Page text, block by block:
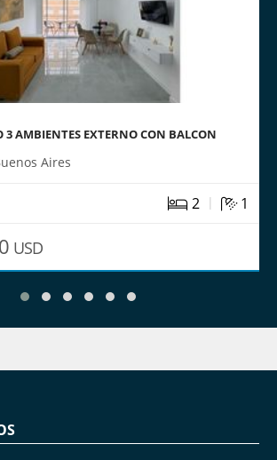
3 AMBIENTES EXTERNO CON BALCON
Aires
2 | 1
USD